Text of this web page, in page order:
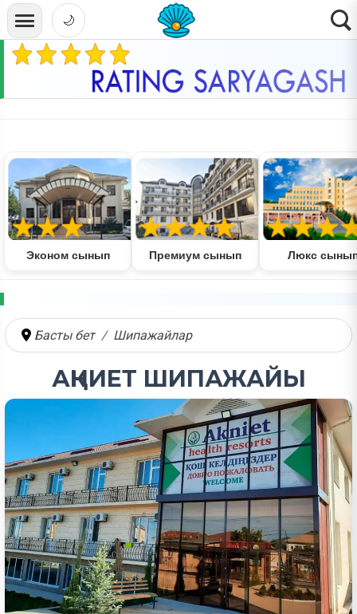
Эконом сынып Премиум сынып Люкс
Басты бет Шипажайлар
АҚНИЕТ ШИПАЖАЙЫ
🌙